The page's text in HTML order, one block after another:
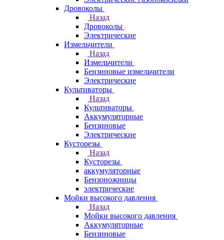
Дровоколы
Назад
Дровоколы
Электрические
Измельчители
Назад
Измельчители
Бензиновые измельчители
Электрические
Культиваторы
Назад
Культиваторы
Аккумуляторные
Бензиновые
Электрические
Кусторезы
Назад
Кусторезы
аккумуляторные
Бензоножницы
электрические
Мойки высокого давления
Назад
Мойки высокого давления
Аккумуляторные
Бензиновые